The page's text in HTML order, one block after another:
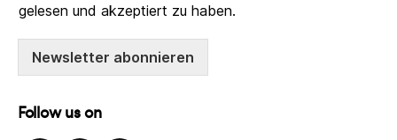
gelesen und akzeptiert zu haben.
Newsletter abonnieren
Follow us on